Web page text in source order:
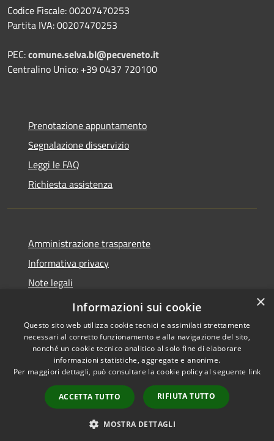
Codice Fiscale: 00207470253
Partita IVA: 00207470253
PEC:comune.selva.bl@pecveneto.it
Centralino Unico: +39 0437 720100
Prenotazione appuntamento
Segnalazione disservizio
Leggi le FAQ
Richiesta assistenza
Amministrazione trasparente
Informativa privacy
Note legali
Dichiarazione di accessibilità
Accessibilità
Copyright © 2026 • Comune di
Selva di Cadore • Powered by
Municipium•
Accesso
redazione
×
Informazioni sui cookie
Questo sito web utilizza cookie tecnici e assimilati strettamente
necessari al corretto funzionamento e alla navigazione del sito,
nonché un cookie tecnico analitico al solo fine di elaborare
informazioni statistiche, aggregate e anonime.
Per maggiori dettagli, può consultare la cookie policy al seguente link
ACCETTA TUTTO RIFIUTA TUTTO
MOSTRA DETTAGLI